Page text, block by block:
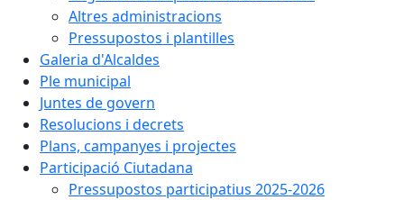
Altres administracions
Pressupostos i plantilles
Galeria d'Alcaldes
Ple municipal
Juntes de govern
Resolucions i decrets
Plans, campanyes i projectes
Participació Ciutadana
Pressupostos participatius 2025-2026